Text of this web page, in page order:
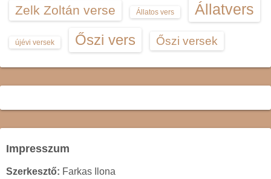
Zelk Zoltán verse Állatos vers Állatvers
újévi versek Őszi vers Őszi versek
Impresszum
Szerkesztő: Farkas Ilona